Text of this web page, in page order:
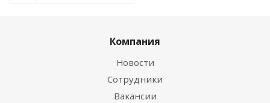
Компания
Новости
Сотрудники
Вакансии